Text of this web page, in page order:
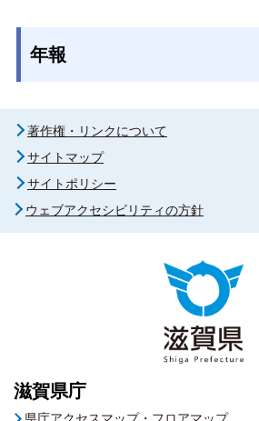
年報
著作権・リンクについて
サイトマップ
サイトポリシー
ウェブアクセシビリティの方針
滋賀県庁